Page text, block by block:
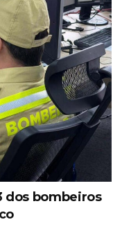
dos bombeiros